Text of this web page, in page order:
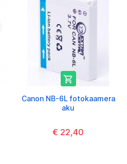

Canon NB-6L fotokaamera
aku
€ 22,40